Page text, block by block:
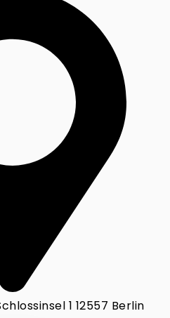
1 12557 Berlin